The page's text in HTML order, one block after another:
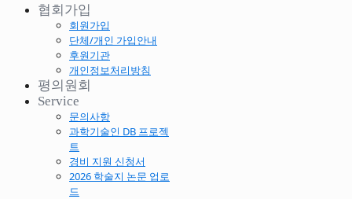
협회가입
회원가입
단체/개인 가입안내
후원기관
개인정보처리방침
평의원회
Service
문의사항
과학기술인 DB 프로젝
트
경비 지원 신청서
2026 학술지 논문 업로
드